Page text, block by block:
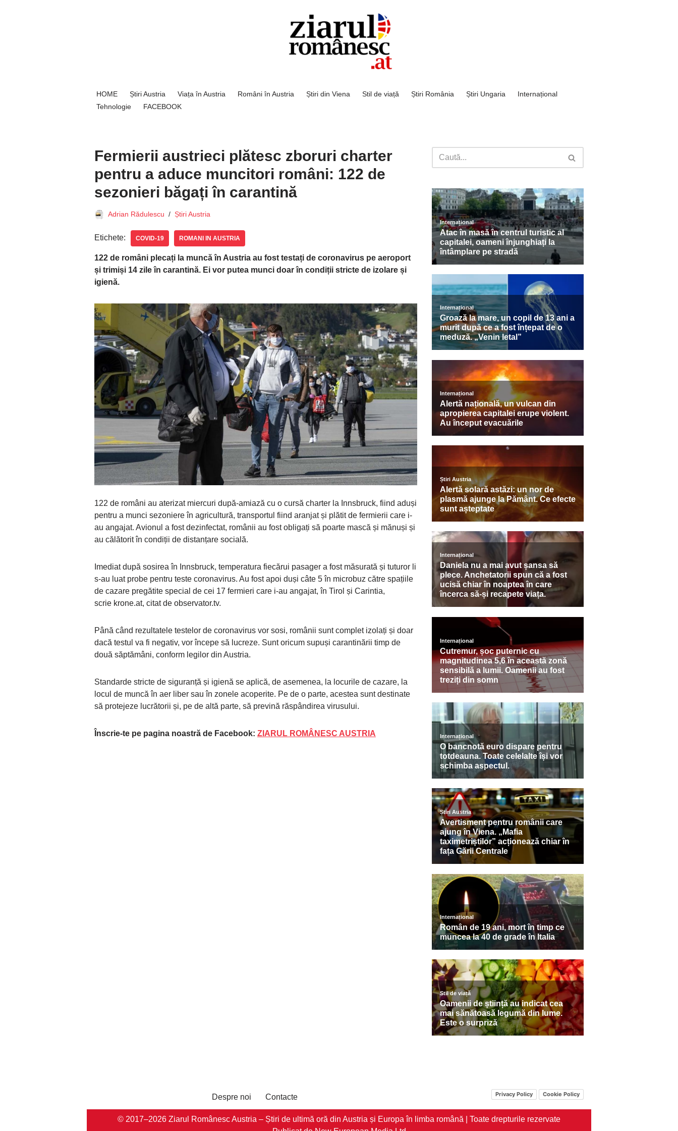
HOME Știri Austria Viața în Austria Români în Austria Știri din Viena Stil de viață Știri România Știri Ungaria
Internațional
Tehnologie
FACEBOOK
Fermierii austrieci plătesc zboruri charter
pentru a aduce muncitori români: 122 de
sezonieri băgați în carantină
Adrian Rădulescu Știri Austria
Etichete: COVID-19 ROMANI IN AUSTRIA
122 de români plecați la muncă în Austria au fost testați de coronavirus pe aeroport
și trimiși 14 zile în carantină. Ei vor putea munci doar în condiții stricte de izolare și
igienă.
122 de români au aterizat miercuri după-amiază cu o cursă charter la Innsbruck, fiind aduși
pentru a munci sezoniere în agricultură, transportul fiind aranjat și plătit de fermierii care i-
au angajat. Avionul a fost dezinfectat, românii au fost obligați să poarte mască și mănuși și
au călătorit în condiții de distanțare socială.
Imediat după sosirea în Innsbruck, temperatura fiecărui pasager a fost măsurată și tuturor li
s-au luat probe pentru teste coronavirus. Au fost apoi duși câte 5 în microbuz către spațiile
de cazare pregătite special de cei 17 fermieri care i-au angajat, în Tirol și Carintia,
scrie krone.at, citat de observator.tv.
Până când rezultatele testelor de coronavirus vor sosi, românii sunt complet izolați și doar
dacă testul va fi negativ, vor începe să lucreze. Sunt oricum supuși carantinării timp de
două săptămâni, conform legilor din Austria.
Standarde stricte de siguranță și igienă se aplică, de asemenea, la locurile de cazare, la
locul de muncă în aer liber sau în zonele acoperite. Pe de o parte, acestea sunt destinate
să protejeze lucrătorii și, pe de altă parte, să prevină răspândirea virusului.
Înscrie-te pe pagina noastră de Facebook: ZIARUL ROMÂNESC AUSTRIA
Despre noi Contacte Privacy Policy Cookie Policy
© 2017–2026 Ziarul Românesc Austria – Știri de ultimă oră din Austria și Europa în limba română | Toate drepturile rezervate